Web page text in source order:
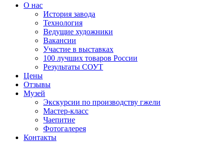
О нас
История завода
Технология
Ведущие художники
Вакансии
Участие в выставках
100 лучших товаров России
Результаты СОУТ
Цены
Отзывы
Музей
Экскурсии по производству гжели
Мастер-класс
Чаепитие
Фотогалерея
Контакты